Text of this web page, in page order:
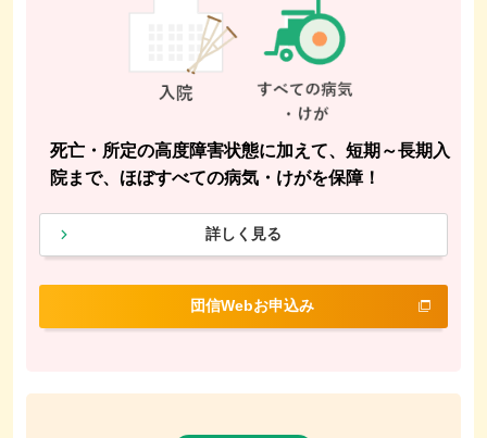
死亡・所定の高度障害状態に加えて、短期～長期入
院まで、ほぼすべての病気・けがを保障！
詳しく見る
団信Webお申込み